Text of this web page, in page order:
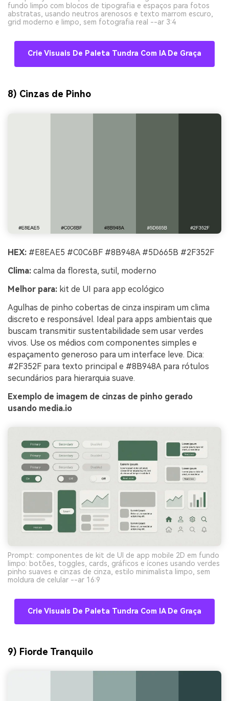
fundo limpo com blocos de tipografia e espaços para fotos
abstratas, usando neutros arenosos e texto marrom escuro,
grid moderno e limpo, sem fotografia real --ar 3:4
Crie Visuais De Paleta Tundra Com IA De Graça
8) Cinzas de Pinho
HEX: #E8EAE5 #C0C6BF #8B948A #5D665B #2F352F
Clima: calma da floresta, sutil, moderno
Melhor para: kit de UI para app ecológico
Agulhas de pinho cobertas de cinza inspiram um clima
discreto e responsável. Ideal para apps ambientais que
buscam transmitir sustentabilidade sem usar verdes
vivos. Use os médios com componentes simples e
espaçamento generoso para um interface leve. Dica:
#2F352F para texto principal e #8B948A para rótulos
secundários para hierarquia suave.
Exemplo de imagem de cinzas de pinho gerado
usando media.io
Prompt: componentes de kit de UI de app mobile 2D em fundo
limpo: botões, toggles, cards, gráficos e ícones usando verdes
pinho suaves e cinzas de cinza, estilo minimalista limpo, sem
moldura de celular --ar 16:9
Crie Visuais De Paleta Tundra Com IA De Graça
9) Fiorde Tranquilo